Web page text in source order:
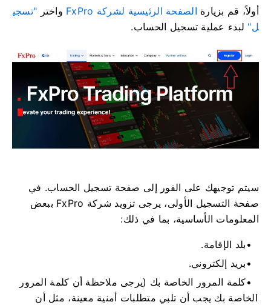
أولاً، قم بزيارة الصفحة الرئيسية لشركة FxPro واختر "تسجي
ل" لبدء عملية تسجيل الحساب.
سيتم توجيهك على الفور إلى صفحة تسجيل الحساب. في
صفحة التسجيل الأولى، يرجى تزويد شركة FxPro ببعض
المعلومات الأساسية، بما في ذلك:
بلد الإقامة.
بريد إلكتروني.
كلمة المرور الخاصة بك (يرجى ملاحظة أن كلمة المرور
الخاصة بك يجب أن تلبي متطلبات أمنية معينة، مثل أن